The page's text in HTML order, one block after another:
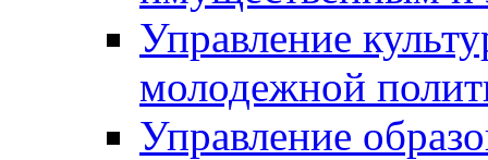
Управление
молодежной
Управление